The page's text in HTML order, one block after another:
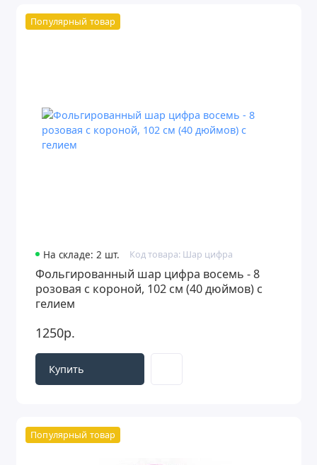
Популярный товар
На складе: 2 шт. Код товара: Шар цифра
Фольгированный шар цифра восемь - 8
розовая с короной, 102 см (40 дюймов) с
гелием
1250р.
Купить
Популярный товар